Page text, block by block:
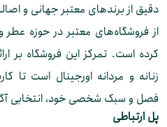
دقیق از برندهای معتبر جهانی و
از فروشگاه‌های معتبر در حوزه عطر
کرده است. تمرکز این فروشگاه بر
زنانه و مردانه اورجینال است تا
فصل و سبک شخصی خود، انتخابی
پل ارتباطی